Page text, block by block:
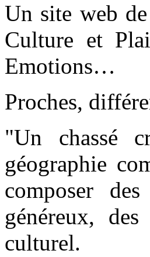
Un site web
Culture et
Emotions…
Proches,
"Un chassé
géographie
composer
généreux,
culturel.